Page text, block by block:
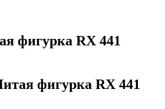
фигурка RX 441
фигурка RX 441